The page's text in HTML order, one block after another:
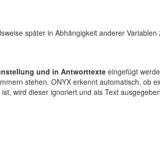
später in Abhängigkeit anderer
und in Antworttexteeingefügt
stehen. ONYX erkennt automatisch, ob
wird dieser ignoriert und als Text